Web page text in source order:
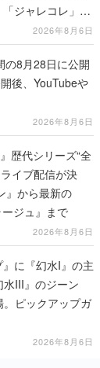
ジャレコレ」シ
2026年8月6日
の8月28日に公開
後、YouTubeや
2026年8月6日
歴代シリーズ“全
イブ配信が決
』から最新の
ジュ』まで
2026年8月6日
』に『幻水I』の主
水III』のジーン
。ピックアップガ
2026年8月6日